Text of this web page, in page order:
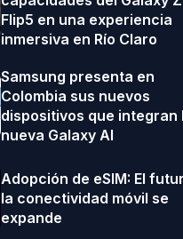
Flip5 en una experiencia
inmersiva en Río Claro
Samsung presenta en
Colombia sus nuevos
dispositivos que integran
nueva Galaxy AI
Adopción de eSIM: El
la conectividad móvil se
expande